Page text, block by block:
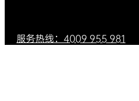
服务热线：4009 955 981